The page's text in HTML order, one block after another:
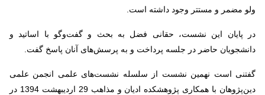
ولو مضمر و مستتر وجود داشته است.
در پایان این نشست،‌ حقانی فضل به بحث و گفت‌وگو با اساتید و
دانشجویان حاضر در جلسه پرداخت و به پرسش‌های آنان پاسخ گفت
گفتنی است نهمین نشست از سلسله نشست‌های علمی انجمن علمی
دین‌پژوهان با همکاری پژوهشکده ادیان و مذاهب 29 اردیبهشت 1394 در